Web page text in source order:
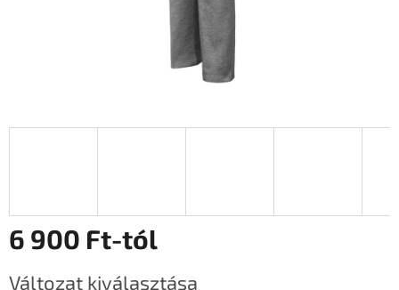
6 900 Ft-tól
Változat kiválasztása